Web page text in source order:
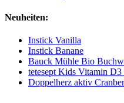
Neuheiten:
Instick Vanilla
Instick Banane
Bauck Mühle Bio
tetesept Kids Vitamin
Doppelherz aktiv